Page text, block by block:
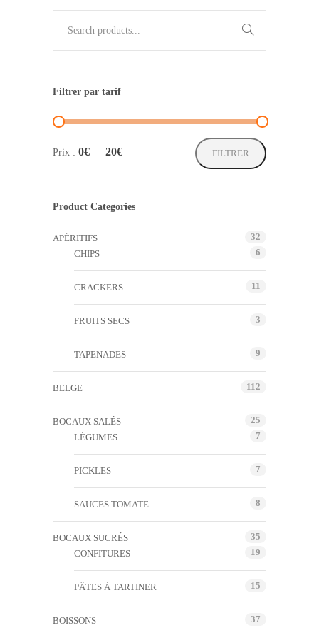
Filtrer par tarif
FILTRER
Prix : 0€ — 20€
Product Categories
APÉRITIFS
32
CHIPS
6
CRACKERS 11
FRUITS SECS 3
TAPENADES 9
BELGE 112
BOCAUX SALÉS
25
LÉGUMES
7
PICKLES 7
SAUCES TOMATE 8
BOCAUX SUCRÉS
35
CONFITURES
19
PÂTES À TARTINER 15
BOISSONS
37